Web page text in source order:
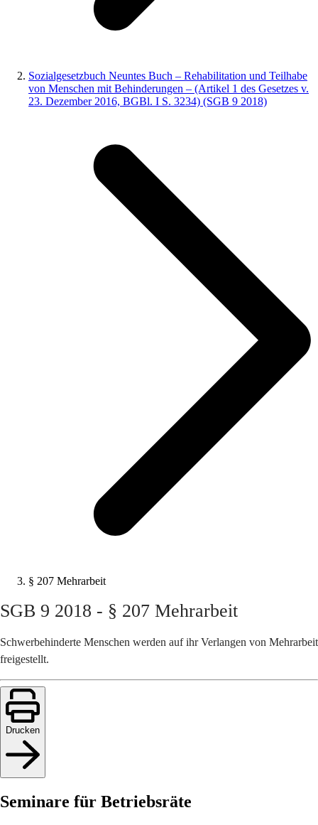
Sozialgesetzbuch Neuntes Buch – Rehabilitation und Teilhabe
von Menschen mit Behinderungen – (Artikel 1 des Gesetzes v.
23. Dezember 2016, BGBl. I S. 3234) (SGB 9 2018)
§ 207 Mehrarbeit
SGB 9 2018 - § 207 Mehrarbeit
Schwerbehinderte Menschen werden auf ihr Verlangen von Mehrarbeit
freigestellt.
Drucken
Seminare für Betriebsräte